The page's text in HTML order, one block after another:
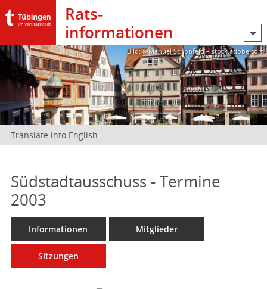
Rats­
informationen
Bild: @Manuel Schönfeld – stock.adobe.com
Translate into English
Südstadtausschuss - Termine
2003
Informationen Mitglieder
Sitzungen